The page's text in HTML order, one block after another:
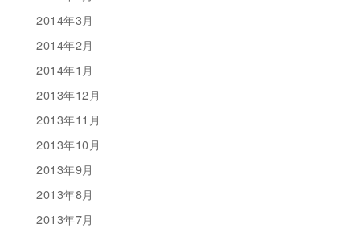
2014年3月
2014年2月
2014年1月
2013年12月
2013年11月
2013年10月
2013年9月
2013年8月
2013年7月